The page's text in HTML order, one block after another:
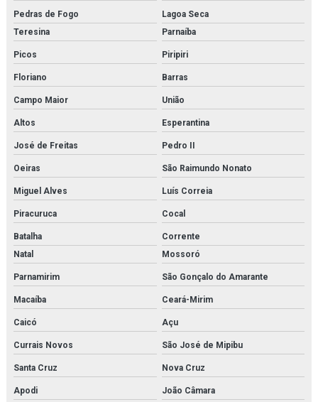
Pedras de Fogo
Lagoa Seca
Teresina
Parnaíba
Picos Piripiri
Floriano Barras
Campo Maior União
Altos Esperantina
José de Freitas Pedro II
Oeiras São Raimundo Nonato
Miguel Alves Luís Correia
Piracuruca Cocal
Batalha
Corrente
Natal
Mossoró
Parnamirim São Gonçalo do Amarante
Macaíba Ceará-Mirim
Caicó Açu
Currais Novos São José de Mipibu
Santa Cruz Nova Cruz
Apodi João Câmara